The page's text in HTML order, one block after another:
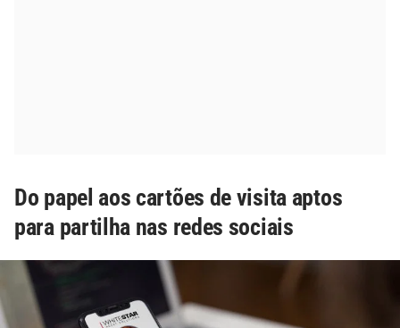
Do papel aos cartões de visita aptos
para partilha nas redes sociais